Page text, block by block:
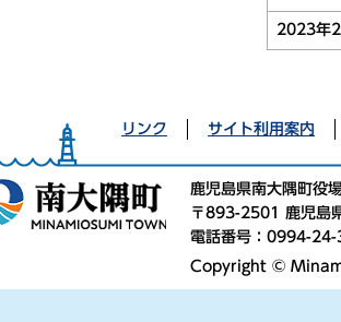
2023年
リンク サイト利用案内
鹿児島県南大隅町役
〒893-2501 鹿児島
電話番号：0994-
Copyright ©